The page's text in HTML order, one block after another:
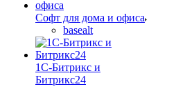
Софт для дома и офиса
basealt
1С-Битрикс и
Битрикс24